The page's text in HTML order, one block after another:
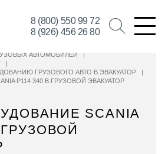
8 (800) 550 99 72
8 (926) 456 26 80
АВТОМОБИЛЕЙ
|
|
ГРУЗОВОГО АВТО В ЭВАКУАТОР
|
P114 340 В ГРУЗОВОЙ ЭВАКУАТОР
SCANIA
ГРУЗОВОЙ